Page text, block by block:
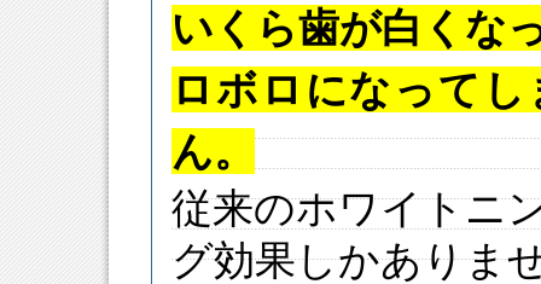
いくら歯が白くな
ロボロになって
ん。
従来のホワイトニ
グ効果しかありま